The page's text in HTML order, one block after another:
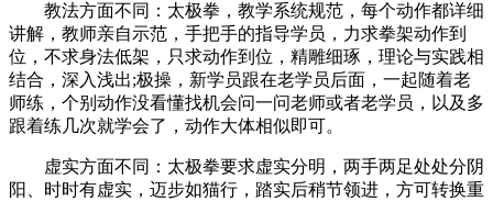
教法方面不同：太极拳，教学系统规范，每个动作都详细
讲解，教师亲自示范，手把手的指导学员，力求拳架动作到
位，不求身法低架，只求动作到位，精雕细琢，理论与实践相
结合，深入浅出;极操，新学员跟在老学员后面，一起随着老
师练，个别动作没看懂找机会问一问老师或者老学员，以及多
跟着练几次就学会了，动作大体相似即可。
虚实方面不同：太极拳要求虚实分明，两手两足处处分阴
阳、时时有虚实，迈步如猫行，踏实后稍节领进，方可转换重